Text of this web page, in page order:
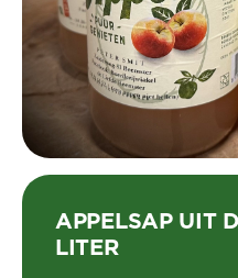
APPELSAP UIT
LITER